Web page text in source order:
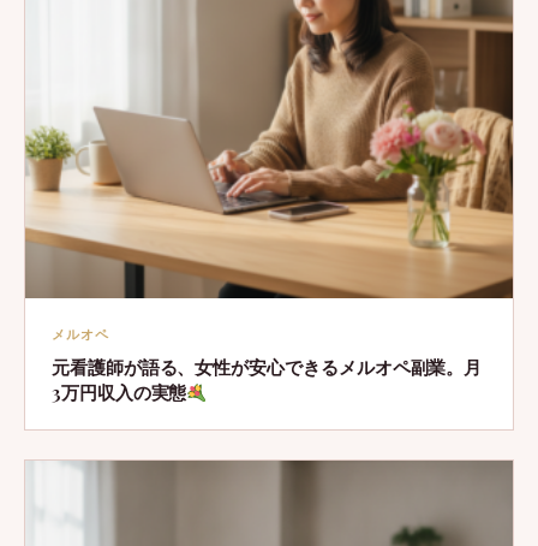
メルオペ
元看護師が語る、女性が安心できるメルオペ副業。月
3万円収入の実態